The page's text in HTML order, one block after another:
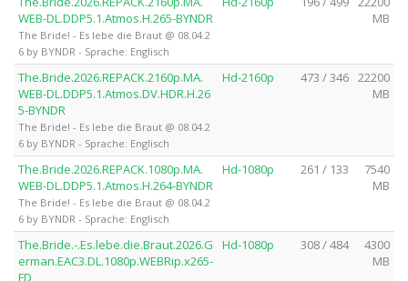
WEB-DL.DDP5.1.Atmos.H.265-BYNDR
The Bride! - Es lebe die Braut @ 08.04.2
6 by BYNDR - Sprache: Englisch
MB
The.Bride.2026.REPACK.2160p.MA.
WEB-DL.DDP5.1.Atmos.DV.HDR.H.26
5-BYNDR
The Bride! - Es lebe die Braut @ 08.04.2
6 by BYNDR - Sprache: Englisch
Hd-2160p 473 / 346 22200
MB
The.Bride.2026.REPACK.1080p.MA.
WEB-DL.DDP5.1.Atmos.H.264-BYNDR
The Bride! - Es lebe die Braut @ 08.04.2
6 by BYNDR - Sprache: Englisch
Hd-1080p 261 / 133
7540
MB
The.Bride.-.Es.lebe.die.Braut.2026.G
erman.EAC3.DL.1080p.WEBRip.x265-
FD
Hd-1080p 308 / 484
4300
MB